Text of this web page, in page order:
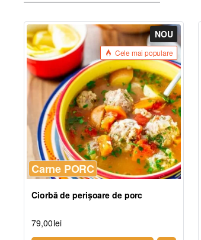
NOU
Cele mai populare
Carne PORC
Ciorbă de perișoare de porc
79,00lei